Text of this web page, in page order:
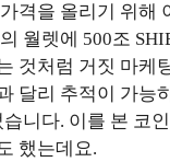
격을 올리기 위해
월렛에 500조
것처럼 거짓 마케
달리 추적이 가능
니다. 이를 본 코
했는데요.